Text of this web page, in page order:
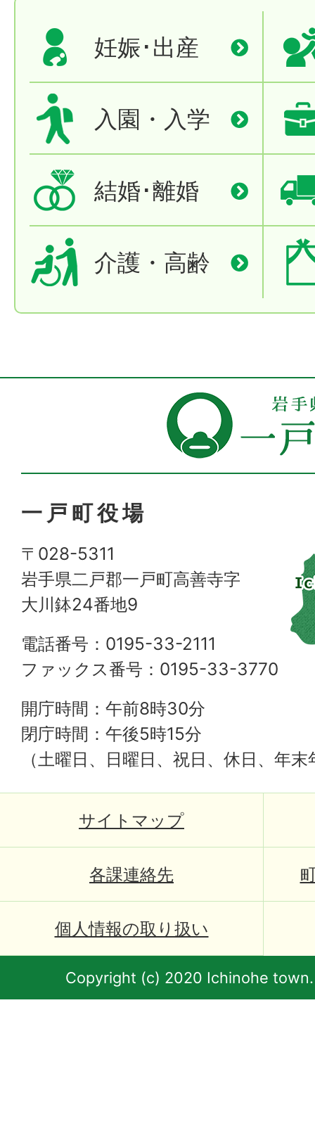
妊娠･出産
入園・入学
結婚･離婚
介護・高齢
一戸町役場
〒028-5311
岩手県二戸郡一戸町高善寺字
大川鉢24番地9
電話番号：0195-33-2111
ファックス番号：0195-33-3770
開庁時間：午前8時30分
閉庁時間：午後5時15分
（土曜日、日曜日、祝日、休日、年
サイトマップ
各課連絡先
個人情報の取り扱い
Copyright (c) 2020 Ichinohe